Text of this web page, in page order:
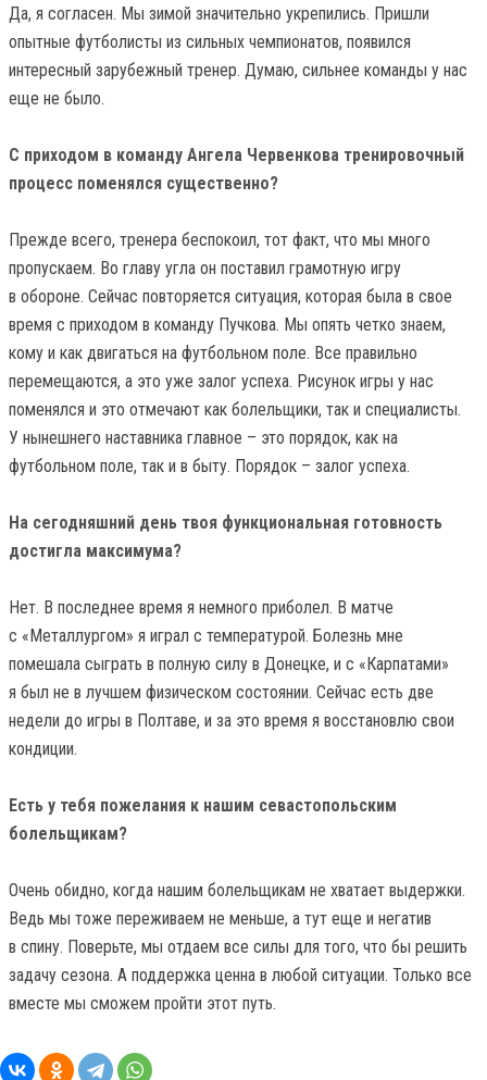
Да, я согласен. Мы зимой значительно укрепились. Пришли
опытные футболисты из сильных чемпионатов, появился
интересный зарубежный тренер. Думаю, сильнее команды у нас
еще не было.
С приходом в команду Ангела Червенкова тренировочный
процесс поменялся существенно?
Прежде всего, тренера беспокоил, тот факт, что мы много
пропускаем. Во главу угла он поставил грамотную игру
в обороне. Сейчас повторяется ситуация, которая была в свое
время с приходом в команду Пучкова. Мы опять четко знаем,
кому и как двигаться на футбольном поле. Все правильно
перемещаются, а это уже залог успеха. Рисунок игры у нас
поменялся и это отмечают как болельщики, так и специалисты.
У нынешнего наставника главное – это порядок, как на
футбольном поле, так и в быту. Порядок – залог успеха.
На сегодняшний день твоя функциональная готовность
достигла максимума?
Нет. В последнее время я немного приболел. В матче
с «Металлургом» я играл с температурой. Болезнь мне
помешала сыграть в полную силу в Донецке, и с «Карпатами»
я был не в лучшем физическом состоянии. Сейчас есть две
недели до игры в Полтаве, и за это время я восстановлю свои
кондиции.
Есть у тебя пожелания к нашим севастопольским
болельщикам?
Очень обидно, когда нашим болельщикам не хватает выдержки.
Ведь мы тоже переживаем не меньше, а тут еще и негатив
в спину. Поверьте, мы отдаем все силы для того, что бы решить
задачу сезона. А поддержка ценна в любой ситуации. Только все
вместе мы сможем пройти этот путь.